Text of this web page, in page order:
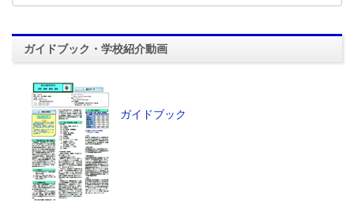
ガイドブック・学校紹介動画
ガイドブック